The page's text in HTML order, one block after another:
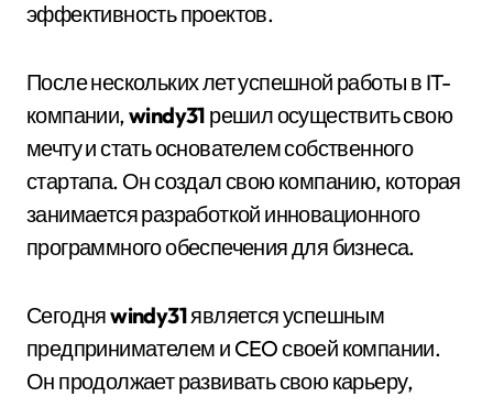
эффективность проектов.
После нескольких лет успешной работы в IT-
компании,windy31 решил осуществить свою
мечту и стать основателем собственного
стартапа. Он создал свою компанию, которая
занимается разработкой инновационного
программного обеспечения для бизнеса.
Сегодняwindy31является успешным
предпринимателем и CEO своей компании.
Он продолжает развивать свою карьеру,